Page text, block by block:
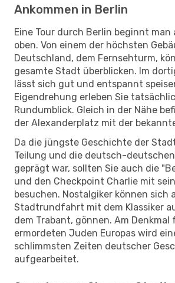
Ankommen in Berlin
Eine Tour durch Berlin beginnt man
oben. Von einem der höchsten
Deutschland, dem Fernsehturm,
gesamte Stadt überblicken. Im
lässt sich gut und entspannt
Eigendrehung erleben Sie
Rundumblick. Gleich in der Nähe
der Alexanderplatz mit der
Da die jüngste Geschichte der
Teilung und die deutsch-
geprägt war, sollten Sie auch die
und den Checkpoint Charlie mit
besuchen. Nostalgiker können sich
Stadtrundfahrt mit dem Klassiker
dem Trabant, gönnen. Am Denkmal
ermordeten Juden Europas wird
schlimmsten Zeiten deutscher
aufgearbeitet.